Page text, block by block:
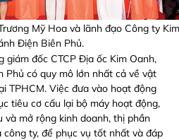
Mỹ Hoa và lãnh đạo Công ty
Điện Biên Phủ.
giám đốc CTCP Địa ốc Kim Oanh,
Phủ có quy mô lớn nhất cả về vật
TPHCM. Việc đưa vào hoạt động
tiêu cơ cấu lại bộ máy hoạt động,
mở rộng kinh doanh, thị phần
ty, để phục vụ tốt nhất và đáp